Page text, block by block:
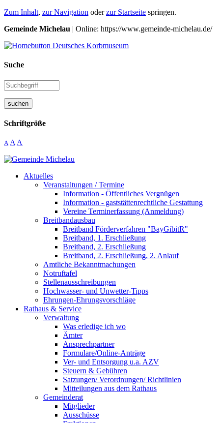
Zum Inhalt, zur Navigation oderzur Startseite springen.
Gemeinde Michelau | Online: https://www.gemeinde-michelau.de/
Suche
suchen
Schriftgröße
A A A
Aktuelles
Veranstaltungen / Termine
Information - Öffentliches Vergnügen
Information - gaststättenrechtliche Gestattung
Vereine Terminerfassung (Anmeldung)
Breitbandausbau
Breitband Förderverfahren "BayGibitR"
Breitband, 1. Erschließung
Breitband, 2. Erschließung
Breitband, 2. Erschließung, 2. Anlauf
Amtliche Bekanntmachungen
Notruftafel
Stellenausschreibungen
Hochwasser- und Unwetter-Tipps
Ehrungen-Ehrungsvorschläge
Rathaus & Service
Verwaltung
Was erledige ich wo
Ämter
Ansprechpartner
Formulare/Online-Anträge
Ver- und Entsorgung u.a. AZV
Steuern & Gebühren
Satzungen/ Verordnungen/ Richtlinien
Mitteilungen aus dem Rathaus
Gemeinderat
Mitglieder
Ausschüsse